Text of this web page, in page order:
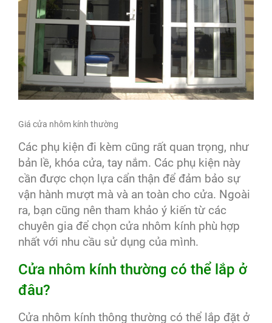
Giá cửa nhôm kính thường
Các phụ kiện đi kèm cũng rất quan trọng, như
bản lề, khóa cửa, tay nắm. Các phụ kiện này
cần được chọn lựa cẩn thận để đảm bảo sự
vận hành mượt mà và an toàn cho cửa. Ngoài
ra, bạn cũng nên tham khảo ý kiến từ các
chuyên gia để chọn cửa nhôm kính phù hợp
nhất với nhu cầu sử dụng của mình.
Cửa nhôm kính thường có thể lắp ở
đâu?
Cửa nhôm kính thông thường có thể lắp đặt ở